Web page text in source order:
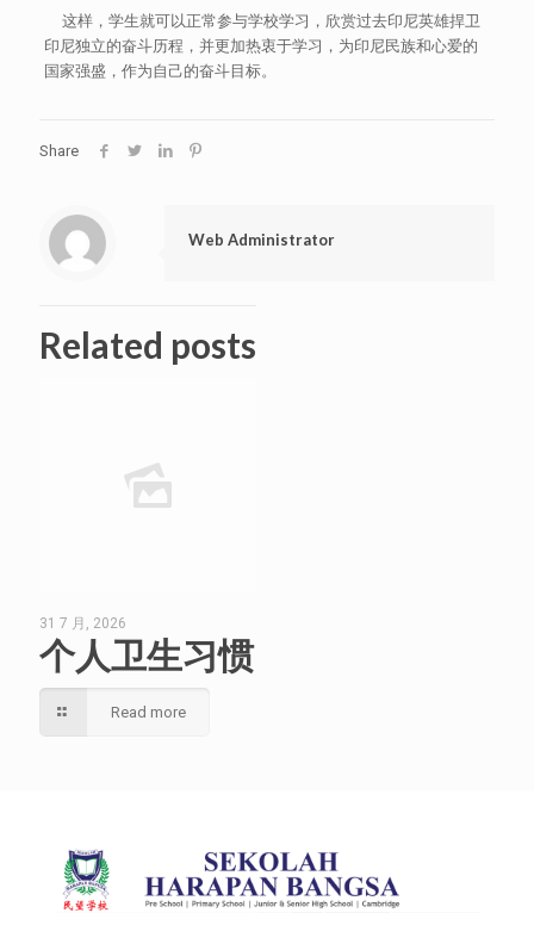
这样，学生就可以正常参与学校学习，欣赏过去印尼英雄捍卫
印尼独立的奋斗历程，并更加热衷于学习，为印尼民族和心爱的
国家强盛，作为自己的奋斗目标。
Share
Web Administrator
Related posts
31 7 月, 2026
个人卫生习惯
Read more